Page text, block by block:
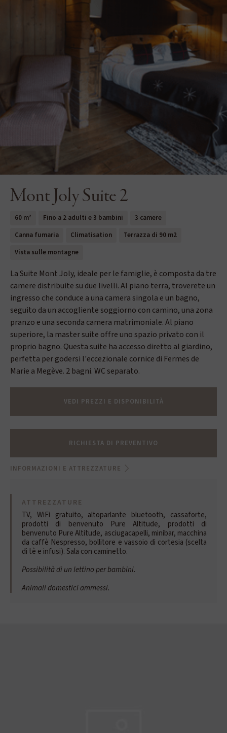
Mont Joly Suite 2
60 m² Fino a 2 adulti e 3 bambini
3 camere
Canna fumaria
Climatisation
Terrazza di 90 m2
Vista sulle montagne
La Suite Mont Joly, ideale per le famiglie, è composta da tre
camere distribuite su due livelli. Al piano terra, troverete un
ingresso che conduce a una camera singola e un bagno,
seguito da un accogliente soggiorno con camino, una zona
pranzo e una seconda camera matrimoniale. Al piano
superiore, la master suite offre uno spazio privato con il
proprio bagno. Questa suite ha accesso diretto al giardino,
perfetta per godersi l'eccezionale cornice di Fermes de
Marie a Megève. 2 bagni. WC separato.
VEDI PREZZI E DISPONIBILITÀ
RICHIESTA DI PREVENTIVO
INFORMAZIONI E ATTREZZATURE
ATTREZZATURE
TV, WiFi gratuito, altoparlante bluetooth, cassaforte,
prodotti di benvenuto Pure Altitude, prodotti di
benvenuto Pure Altitude, asciugacapelli, minibar, macchina
da caffè Nespresso, bollitore e vassoio di cortesia (scelta
di tè e infusi). Sala con caminetto.
Possibilità di un lettino per bambini.
Animali domestici ammessi.